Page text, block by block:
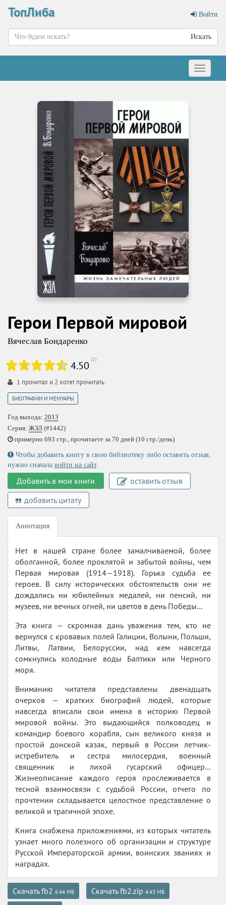
ТопЛиба Войти
Искать
Меню
Герои Первой мировой
Вячеслав Бондаренко
4.50 (2)
1 прочитал и 2 хотят прочитать
БИОГРАФИИ И МЕМУАРЫ
Год выхода: 2013
Серия: ЖЗЛ (#1442)
примерно 693 стр., прочитаете за 70 дней (10 стр./день)
Чтобы добавить книгу в свою библиотеку либо оставить отзыв,
нужно сначала войти на сайт.
Добавить в мои книги
оставить отзыв
добавить цитату
Аннотация
Нет в нашей стране более замалчиваемой, более
оболганной, более проклятой и забытой войны, чем
Первая мировая (1914—1918). Горька судьба ее
героев. В силу исторических обстоятельств они не
дождались ни юбилейных медалей, ни пенсий, ни
музеев, ни вечных огней, ни цветов в день Победы…
Эта книга — скромная дань уважения тем, кто не
вернулся с кровавых полей Галиции, Волыни, Польши,
Литвы, Латвии, Белоруссии, над кем навсегда
сомкнулись холодные воды Балтики или Черного
моря.
Вниманию читателя представлены двенадцать
очерков — кратких биографий людей, которые
навсегда вписали свои имена в историю Первой
мировой войны. Это выдающийся полководец и
командир боевого корабля, сын великого князя и
простой донской казак, первый в России летчик-
истребитель и сестра милосердия, военный
священник и лихой гусарский офицер…
Жизнеописание каждого героя прослеживается в
тесной взаимосвязи с судьбой России, отчего по
прочтении складывается целостное представление о
великой и трагичной эпохе.
Книга снабжена приложениями, из которых читатель
узнает много полезного об организации и структуре
Русской Императорской армии, воинских званиях и
наградах.
Скачать fb2 6.44 МБ Скачать fb2.zip 4.43 МБ